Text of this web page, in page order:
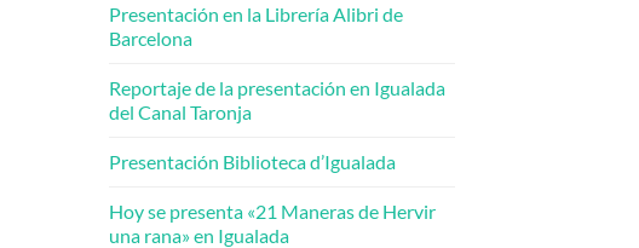
Presentación en la Librería Alibri de
Barcelona
Reportaje de la presentación en Igualada
del Canal Taronja
Presentación Biblioteca d’Igualada
Hoy se presenta «21 Maneras de Hervir
una rana» en Igualada